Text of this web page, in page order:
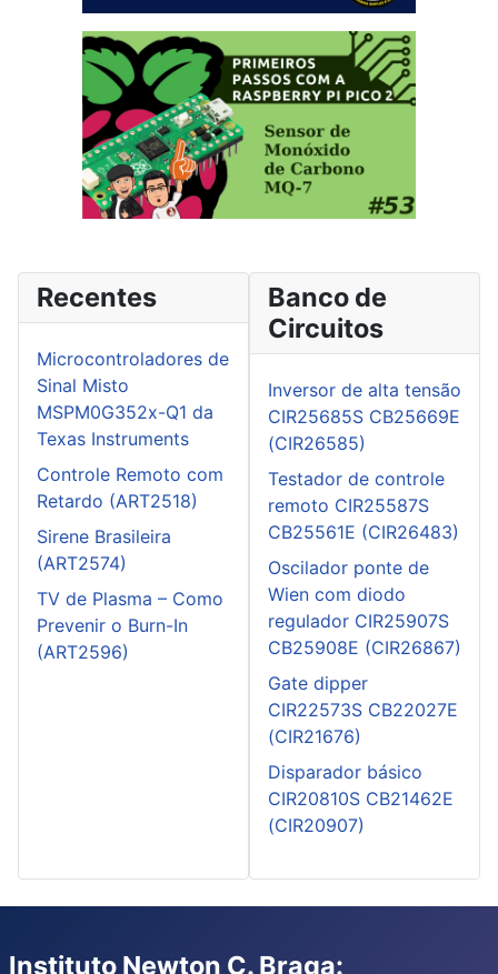
Recentes
Microcontroladores de
Sinal Misto
MSPM0G352x-Q1 da
Texas Instruments
Controle Remoto com
Retardo (ART2518)
Sirene Brasileira
(ART2574)
TV de Plasma – Como
Prevenir o Burn-In
(ART2596)
Banco de
Circuitos
Inversor de alta tensão
CIR25685S CB25669E
(CIR26585)
Testador de controle
remoto CIR25587S
CB25561E (CIR26483)
Oscilador ponte de
Wien com diodo
regulador CIR25907S
CB25908E (CIR26867)
Gate dipper
CIR22573S CB22027E
(CIR21676)
Disparador básico
CIR20810S CB21462E
(CIR20907)
Instituto Newton C. Braga: